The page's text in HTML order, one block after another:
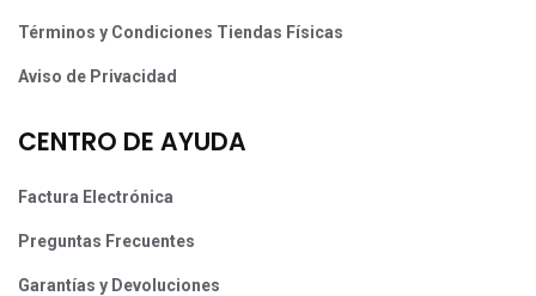
Términos y Condiciones Tiendas Físicas
Aviso de Privacidad
CENTRO DE AYUDA
Factura Electrónica
Preguntas Frecuentes
Garantías y Devoluciones